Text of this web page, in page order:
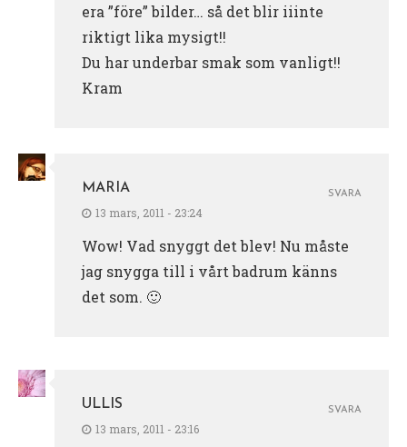
era ”före” bilder… så det blir iiinte
riktigt lika mysigt!!
Du har underbar smak som vanligt!!
Kram
MARIA
13 mars, 2011 - 23:24
Wow! Vad snyggt det blev! Nu måste
jag snygga till i vårt badrum känns
det som. 🙂
SVARA
ULLIS
13 mars, 2011 - 23:16
SVARA